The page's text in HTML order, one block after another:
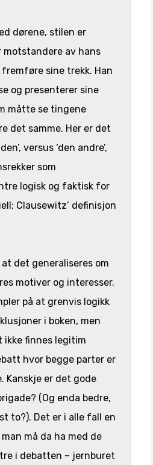
dørene, stilen er
av hans
sine trekk. Han
og presenterer sine
måtte se tingene
det samme. Her er det
versus ‘den andre’,
som
logisk og faktisk for
Clausewitz’ definisjon
det generaliseres om
motiver og interesser.
på at grenvis logikk
i boken, men
ikke finnes legitim
hvor begge parter er
Kanskje er det gode
(Og enda bedre,
to?). Det er i alle fall en
må da ha med de
i debatten – jernburet